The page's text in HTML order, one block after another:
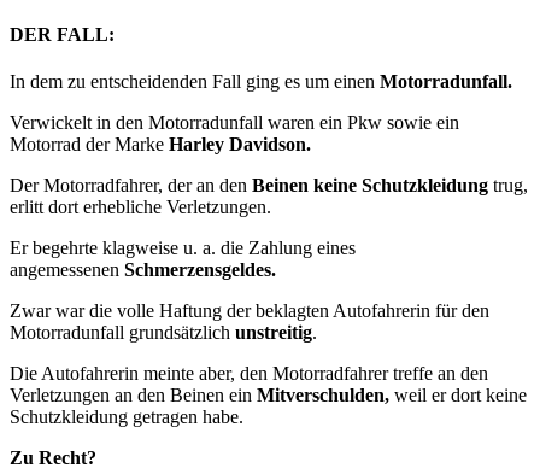
DER FALL:
In dem zu entscheidenden Fall ging es um einen Motorradunfall.
Verwickelt in den Motorradunfall waren ein Pkw sowie ein
Motorrad der Marke Harley Davidson.
Der Motorradfahrer, der an den Beinen keine Schutzkleidung trug,
erlitt dort erhebliche Verletzungen.
Er begehrte klagweise u. a. die Zahlung eines
angemessenen Schmerzensgeldes.
Zwar war die volle Haftung der beklagten Autofahrerin für den
Motorradunfall grundsätzlich unstreitig.
Die Autofahrerin meinte aber, den Motorradfahrer treffe an den
Verletzungen an den Beinen ein Mitverschulden, weil er dort keine
Schutzkleidung getragen habe.
Zu Recht?